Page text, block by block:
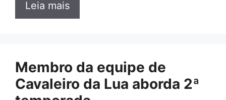
Leia mais
Membro da equipe de
Cavaleiro da Lua aborda 2ª